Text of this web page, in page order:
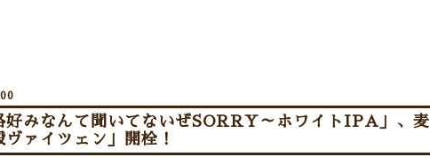
好みなんて聞いてないぜSORRY～ホワイトIPA」、麦
ァイツェン」開栓！